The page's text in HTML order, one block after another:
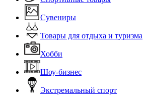
Сувениры
Товары для отдыха и туризма
Хобби
Шоу-бизнес
Экстремальный спорт